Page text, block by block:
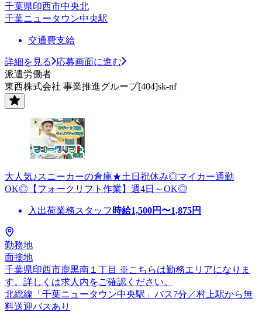
千葉県印西市中央北
千葉ニュータウン中央駅
交通費支給
詳細を見る
応募画面に進む
派遣労働者
東西株式会社 事業推進グループ[404]sk-nf
大人気♪スニーカーの倉庫★土日祝休み◎マイカー通勤
OK◎【フォークリフト作業】週4日～OK◎
入出荷業務スタッフ 時給1,500円〜1,875円
勤務地
面接地
千葉県印西市鹿黒南１丁目 ※こちらは勤務エリアになりま
す。詳しくは求人内をご確認ください。
北総線「千葉ニュータウン中央駅」バス7分／村上駅から無
料送迎バスあり